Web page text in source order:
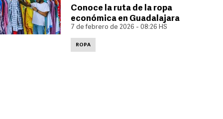
Conoce la ruta de la ropa
económica en Guadalajara
7 de febrero de 2026 - 08:26 HS
ROPA